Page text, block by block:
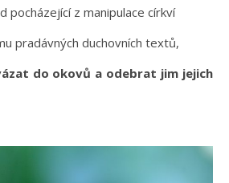
pocházející z manipulace církví
pradávných duchovních textů,
do okovů a odebrat jim jejich